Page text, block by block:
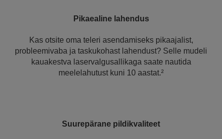
Pikaealine lahendus
Kas otsite oma teleri asendamiseks pikaajalist,
probleemivaba ja taskukohast lahendust? Selle mudeli
kauakestva laservalgusallikaga saate nautida
meelelahutust kuni 10 aastat.²
Suurepärane pildikvaliteet